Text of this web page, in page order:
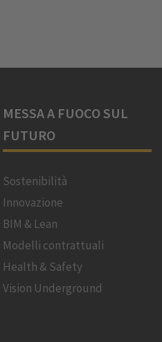
MESSA A FUOCO SUL
FUTURO
Sostenibilità
Innovazione
BIM & Lean
Modelli contrattuali
Health & Safety
Vision Underground